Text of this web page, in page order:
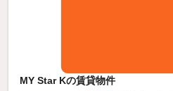
MY Star Kの賃貸物件